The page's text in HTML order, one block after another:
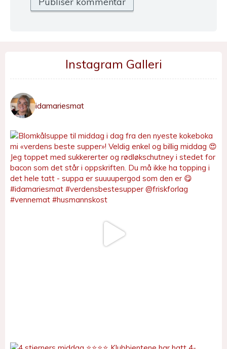
Instagram Galleri
idamariesmat